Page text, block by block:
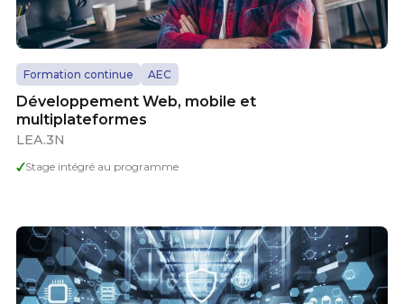
Formation continue AEC
Développement Web, mobile et
multiplateformes
LEA.3N
Stage intégré au programme